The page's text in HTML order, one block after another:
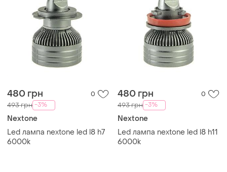
480 грн 0
493 грн -3%
Nextone
Led лампа nextone led l8 h7
6000k
480 грн 0
493 грн -3%
Nextone
Led лампа nextone led l8 h11
6000k